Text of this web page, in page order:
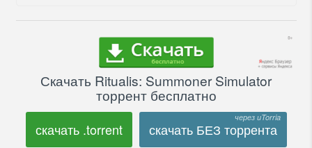
Скачать Ritualis: Summoner Simulator
торрент бесплатно
скачать .torrent скачать БЕЗ торрента